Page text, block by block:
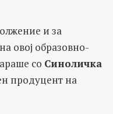
и за
овој образовно-
со Синоличка
продуцент на